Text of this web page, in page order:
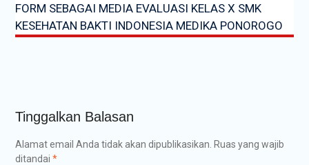
FORM SEBAGAI MEDIA EVALUASI KELAS X SMK
KESEHATAN BAKTI INDONESIA MEDIKA PONOROGO
Tinggalkan Balasan
Alamat email Anda tidak akan dipublikasikan. Ruas yang wajib
ditandai *